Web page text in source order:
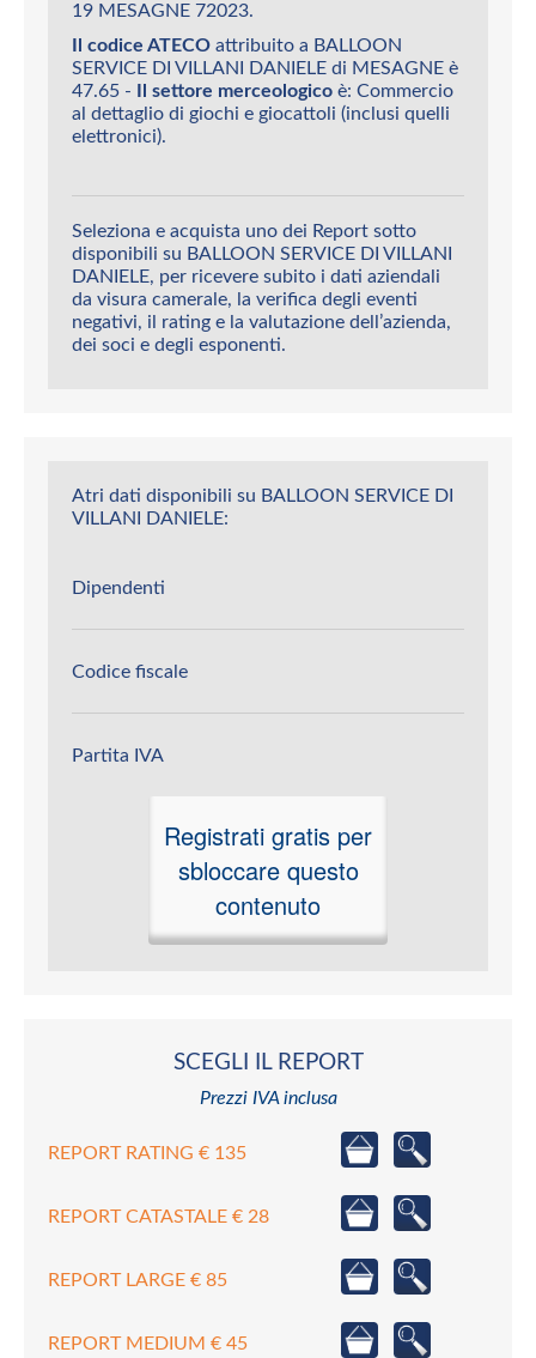
19 MESAGNE 72023.
Il codice ATECO attribuito a BALLOON
SERVICE DI VILLANI DANIELE di MESAGNE è
47.65 - Il settore merceologico è: Commercio
al dettaglio di giochi e giocattoli (inclusi quelli
elettronici).
Seleziona e acquista uno dei Report sotto
disponibili su BALLOON SERVICE DI VILLANI
DANIELE, per ricevere subito i dati aziendali
da visura camerale, la verifica degli eventi
negativi, il rating e la valutazione dell’azienda,
dei soci e degli esponenti.
Atri dati disponibili su BALLOON SERVICE DI
VILLANI DANIELE:
Dipendenti
Codice fiscale
Partita IVA
Registrati gratis per
sbloccare questo
contenuto
SCEGLI IL REPORT
Prezzi IVA inclusa
REPORT RATING € 135
REPORT CATASTALE € 28
REPORT LARGE € 85
REPORT MEDIUM € 45